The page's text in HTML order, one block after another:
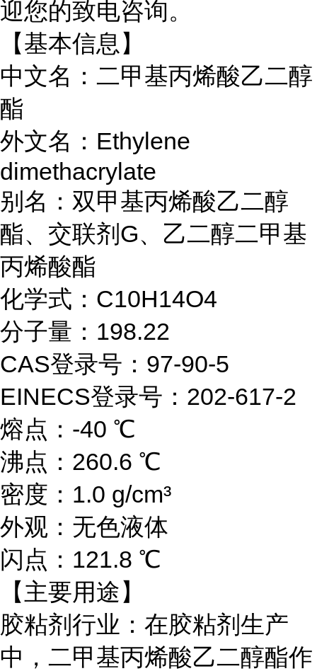
迎您的致电咨询。
【基本信息】
中文名：二甲基丙烯酸乙二醇
酯
外文名：Ethylene
dimethacrylate
别名： 双甲基丙烯酸乙二醇
酯、交联剂G、乙二醇二甲基
丙烯酸酯
化学式：C10H14O4
分子量：198.22
CAS登录号：97-90-5
EINECS登录号：202-617-2
熔点：-40 ℃
沸点：260.6 ℃
密度：1.0 g/cm³
外观：无色液体
闪点：121.8 ℃
【主要用途】
胶粘剂行业：在胶粘剂生产
中，二甲基丙烯酸乙二醇酯作